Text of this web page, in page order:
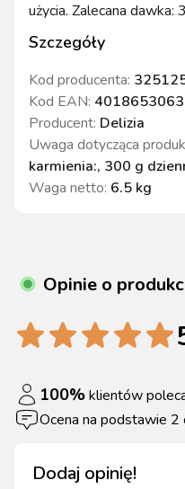
Szczegóły
Kod producenta:
Kod EAN:
Producent: Delizia
Uwaga dotycząca
karmienia:, 300 g
Waga netto: 6.5 kg
użycia. Zalecana dawka:
Opinie o
Dodaj opinię!
100%klientów
Ocena na podstawie 2